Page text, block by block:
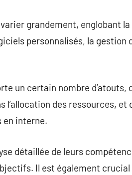
grandement, englobant
personnalisés, la
un certain nombre d’atouts,
des ressources, et
en interne.
détaillée de leurs
Il est également